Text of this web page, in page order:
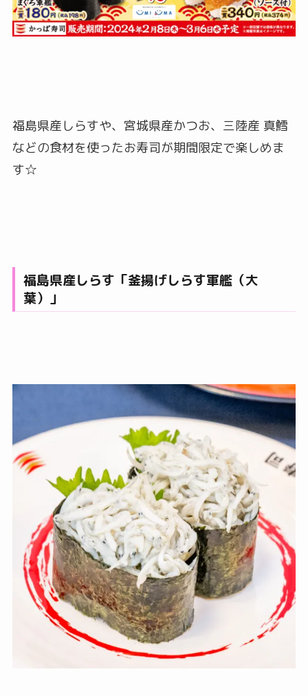
福島県産しらすや、宮城県産かつお、三陸産 真鱈
などの食材を使ったお寿司が期間限定で楽しめま
す☆
福島県産しらす「釜揚げしらす軍艦（大
葉）」